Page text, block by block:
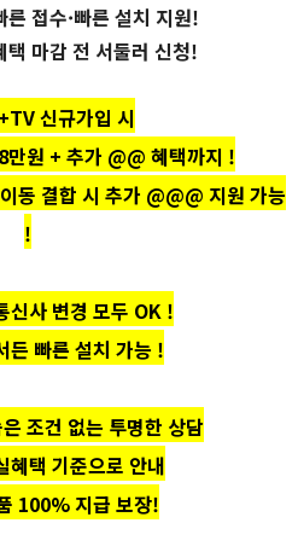
접수·빠른 설치 지원!
마감 전 서둘러 신청!
신규가입 시
원 + 추가 @@ 혜택까지 !
동 결합 시 추가 @@@ 지원 가능
!
신사 변경 모두 OK !
든 빠른 설치 가능 !
조건 없는 투명한 상담
혜택 기준으로 안내
100% 지급 보장!